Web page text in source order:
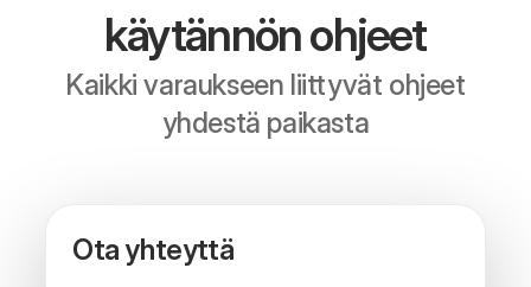
Golfpelioikeudet
Muut
harrasteet
Tarjoukset
käytännön ohjeet
Kaikki varaukseen liittyvät ohjeet
yhdestä paikasta
Ota yhteyttä